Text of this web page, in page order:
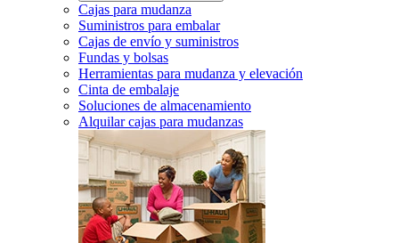
Cajas para mudanza
Suministros para embalar
Cajas de envío y suministros
Fundas y bolsas
Herramientas para mudanza y elevación
Cinta de embalaje
Soluciones de almacenamiento
Alquilar cajas para mudanzas